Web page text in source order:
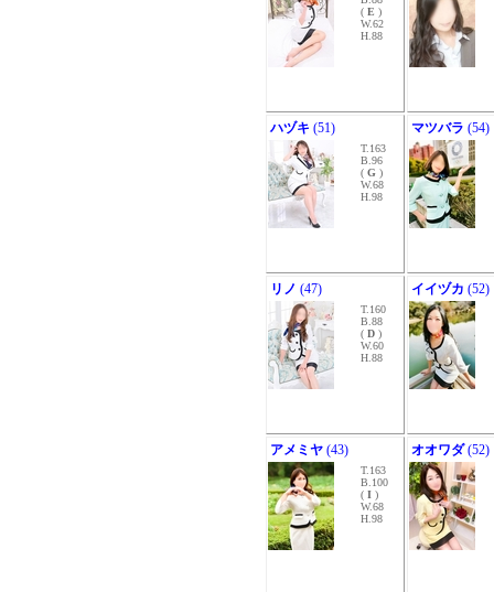
( E )
W.62
H.88
ハヅキ (51)
T.163
B.96
( G )
W.68
H.98
マツバラ (54)
リノ (47)
T.160
B.88
( D )
W.60
H.88
イイヅカ (52)
アメミヤ (43)
T.163
B.100
( I )
W.68
H.98
オオワダ(52)